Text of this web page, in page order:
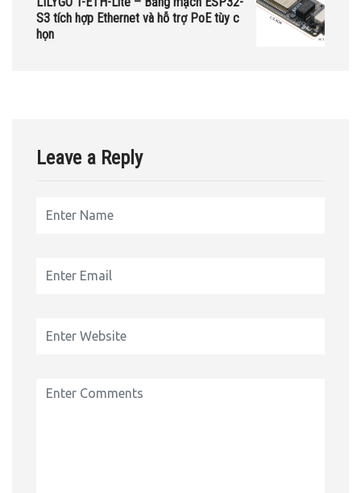
S3 tích hợp Ethernet và hỗ trợ PoE tùy c
họn
Leave a Reply